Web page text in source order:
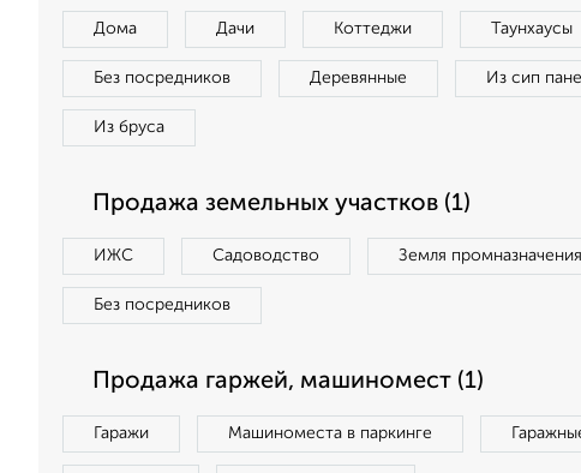
Дома Дачи Коттеджи Таунхаусы
Без посредников Деревянные Из сип
Из бруса
Продажа земельных участков (1)
ИЖС Садоводство Земля промназначения
Без посредников
Продажа гаржей, машиномест (1)
Гаражи Машиноместа в паркинге